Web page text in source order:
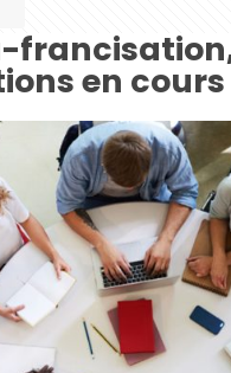
en cours